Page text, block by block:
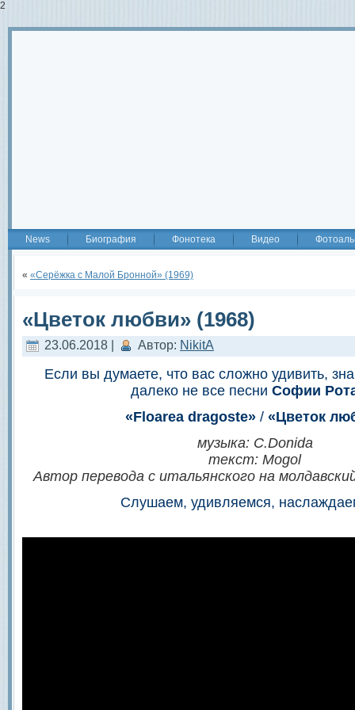
2
News Биография Фонотека Видео
« «Серёжка с Малой Бронной» (1969)
«Цветок любви» (1968)
23.06.2018 | Автор: NikitA
Если вы думаете, что вас сложно удивить,
далеко не все песни Софии
«Floarea dragoste» / «Цветок
музыка: C.Donida
текст: Mogol
Автор перевода с итальянского на
Слушаем, удивляемся,